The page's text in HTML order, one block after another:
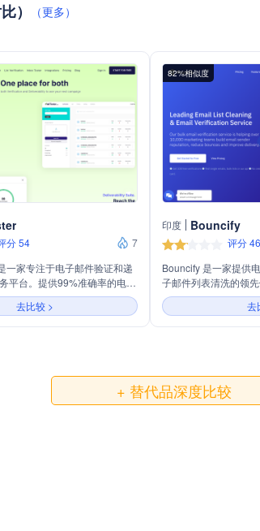
） （更多）
分 54
7
一家专注于电子邮件验证和递
平台。提供99%准确率的电子
务，帮助用户清除无效邮箱，
。平台还提供递送能力套
移除、垃圾邮件陷阱检测、风
去比较 >
82%相似度
印度 Bouncify
评分 46
Bouncify 是一家提供
子邮件列表清洗的领
管的SaaS平台，帮
立电子邮件发送者声
递率。Bouncify 提供
去
+ 替代品深度比较